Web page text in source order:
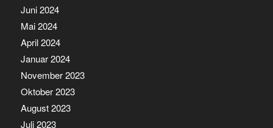
Juni 2024
Mai 2024
April 2024
Januar 2024
November 2023
Oktober 2023
August 2023
Juli 2023